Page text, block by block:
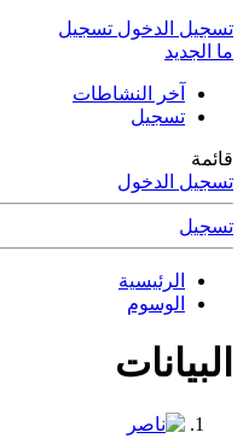
تسجيل الدخول تسجيل
ما الجديد
آخر النشاطات
تسجيل
قائمة
تسجيل الدخول
تسجيل
الرئيسية
الوسوم
البيانات